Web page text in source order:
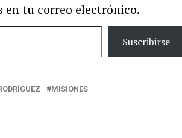
en tu correo electrónico.
Suscribirse
MISIONES